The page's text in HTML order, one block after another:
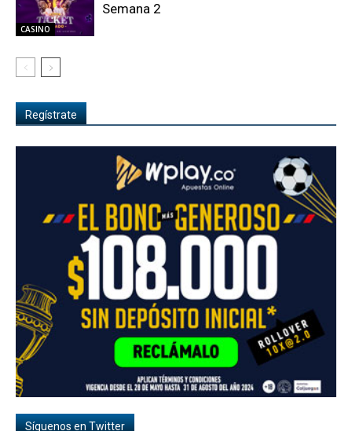
CASINO
Semana 2
Regístrate
Síguenos en Twitter